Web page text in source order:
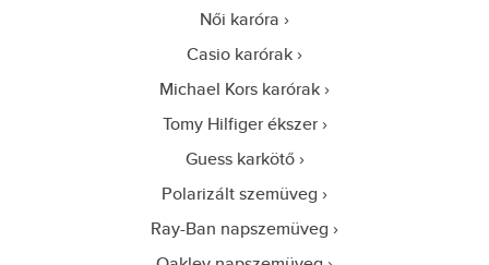
Női karóra
Casio karórak
Michael Kors karórak
Tomy Hilfiger ékszer
Guess karkötő
Polarizált szemüveg
Ray-Ban napszemüveg